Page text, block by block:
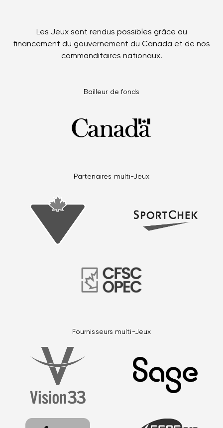
Les Jeux sont rendus possibles grâce au
financement du gouvernement du Canada et de nos
commanditaires nationaux.
Bailleur de fonds
Partenaires multi-Jeux
Fournisseurs multi-Jeux